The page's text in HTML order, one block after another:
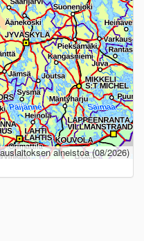
aineistoa (08/2026)